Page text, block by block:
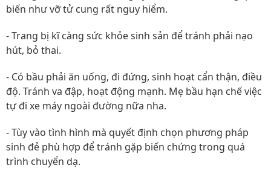
biến như vỡ tử cung rất nguy hiểm.
- Trang bị kĩ càng sức khỏe sinh sản để tránh phải nạo
hút, bỏ thai.
- Có bầu phải ăn uống, đi đứng, sinh hoạt cẩn thận, điều
độ. Tránh va đập, hoạt động mạnh. Mẹ bầu hạn chế việc
tự đi xe máy ngoài đường nữa nha.
- Tùy vào tình hình mà quyết định chọn phương pháp
sinh đẻ phù hợp để tránh gặp biến chứng trong quá
trình chuyển dạ.